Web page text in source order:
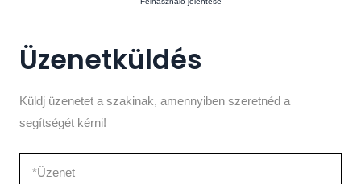
Üzenetküldés
Küldj üzenetet a szakinak, amennyiben szeretnéd a
segítségét kérni!